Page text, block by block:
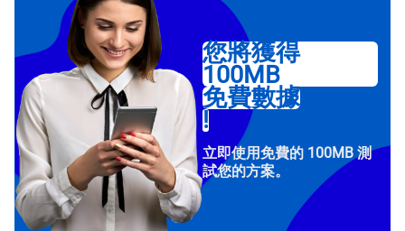
您將獲得
100MB
免費數據
!
立即使用免費的 100MB 測
試您的方案。